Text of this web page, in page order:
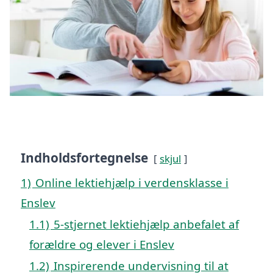
Indholdsfortegnelse skjul
1) Online lektiehjælp i verdensklasse i
Enslev
1.1) 5-stjernet lektiehjælp anbefalet af
forældre og elever i Enslev
1.2) Inspirerende undervisning til at